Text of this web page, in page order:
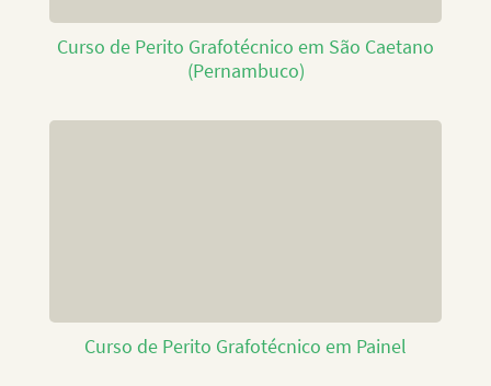
Curso de Perito Grafotécnico em São Caetano
(Pernambuco)
Curso de Perito Grafotécnico em Painel